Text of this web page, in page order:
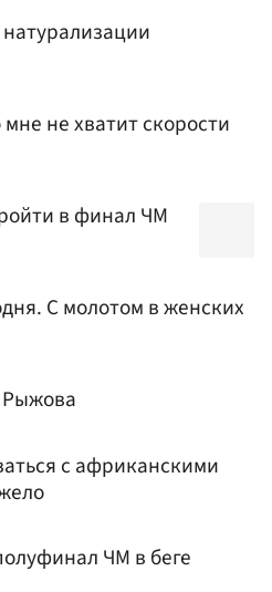
не хватит скорости
в финал ЧМ
С молотом в женских
с африканскими
ЧМ в беге